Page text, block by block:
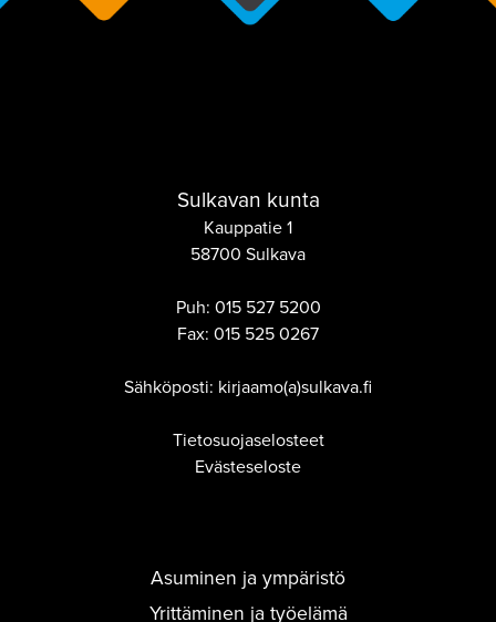
Sulkavan kunta
Kauppatie 1
58700 Sulkava
Puh: 015 527 5200
Fax: 015 525 0267
Sähköposti: kirjaamo(a)sulkava.fi
Tietosuojaselosteet
Evästeseloste
Asuminen ja ympäristö
Yrittäminen ja työelämä